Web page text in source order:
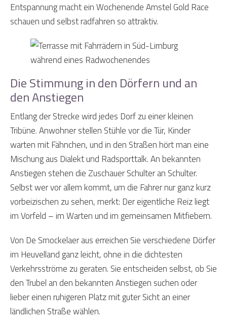
Entspannung macht ein Wochenende Amstel Gold Race
schauen und selbst radfahren so attraktiv.
Die Stimmung in den Dörfern und an
den Anstiegen
Entlang der Strecke wird jedes Dorf zu einer kleinen
Tribüne. Anwohner stellen Stühle vor die Tür, Kinder
warten mit Fähnchen, und in den Straßen hört man eine
Mischung aus Dialekt und Radsporttalk. An bekannten
Anstiegen stehen die Zuschauer Schulter an Schulter.
Selbst wer vor allem kommt, um die Fahrer nur ganz kurz
vorbeizischen zu sehen, merkt: Der eigentliche Reiz liegt
im Vorfeld – im Warten und im gemeinsamen Mitfiebern.
Von De Smockelaer aus erreichen Sie verschiedene Dörfer
im Heuvelland ganz leicht, ohne in die dichtesten
Verkehrsströme zu geraten. Sie entscheiden selbst, ob Sie
den Trubel an den bekannten Anstiegen suchen oder
lieber einen ruhigeren Platz mit guter Sicht an einer
ländlichen Straße wählen.